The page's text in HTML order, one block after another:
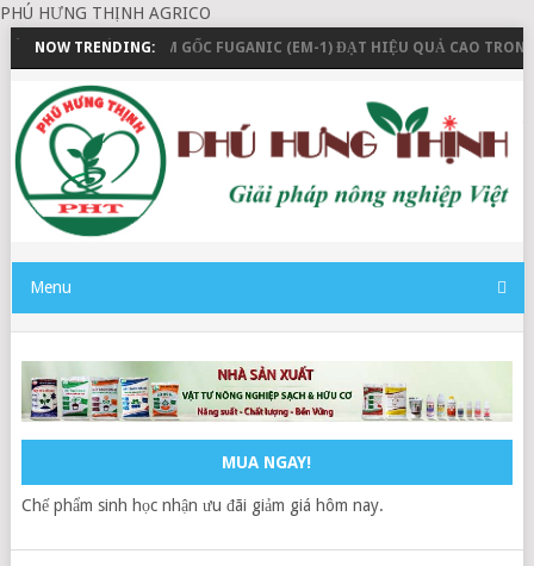
PHÚ HƯNG THỊNH AGRICO
NOW TRENDING:
TOÁN EM GỐC FUGANIC (EM-1) ĐẠT HIỆU QUẢ CAO TRONG
Menu
MUA NGAY!
Chế phẩm sinh học nhận ưu đãi giảm giá hôm nay.